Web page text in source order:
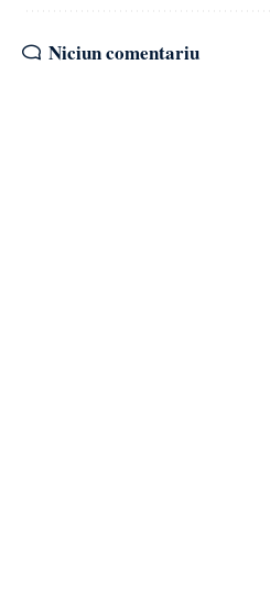
Niciun comentariu